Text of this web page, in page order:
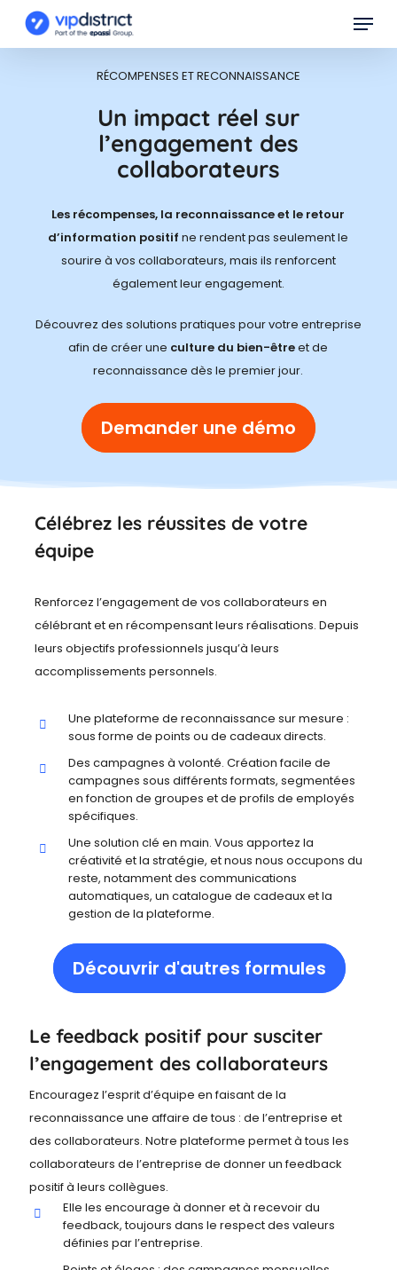
Menu
RÉCOMPENSES ET RECONNAISSANCE
Un impact réel sur
l’engagement des
collaborateurs
Les récompenses, la reconnaissance et le retour
d’information positif ne rendent pas seulement le
sourire à vos collaborateurs, mais ils renforcent
également leur engagement.
Découvrez des solutions pratiques pour votre entreprise
afin de créer une culture du bien-êtreet de
reconnaissance dès le premier jour.
Demander une démo
Célébrez les réussites de votre
équipe
Renforcez l’engagement de vos collaborateurs en
célébrant et en récompensant leurs réalisations. Depuis
leurs objectifs professionnels jusqu’à leurs
accomplissements personnels.
Une plateforme de reconnaissance sur mesure :
sous forme de points ou de cadeaux directs.
Des campagnes à volonté. Création facile de
campagnes sous différents formats, segmentées
en fonction de groupes et de profils de employés
spécifiques.
Une solution clé en main. Vous apportez la
créativité et la stratégie, et nous nous occupons du
reste, notamment des communications
automatiques, un catalogue de cadeaux et la
gestion de la plateforme.
Découvrir d'autres formules
Le feedback positif pour susciter
l’engagement des collaborateurs
Encouragez l’esprit d’équipe en faisant de la
reconnaissance une affaire de tous : de l’entreprise et
des collaborateurs. Notre plateforme permet à tous les
collaborateurs de l’entreprise de donner un feedback
positif à leurs collègues.
Elle les encourage à donner et à recevoir du
feedback, toujours dans le respect des valeurs
définies par l’entreprise.